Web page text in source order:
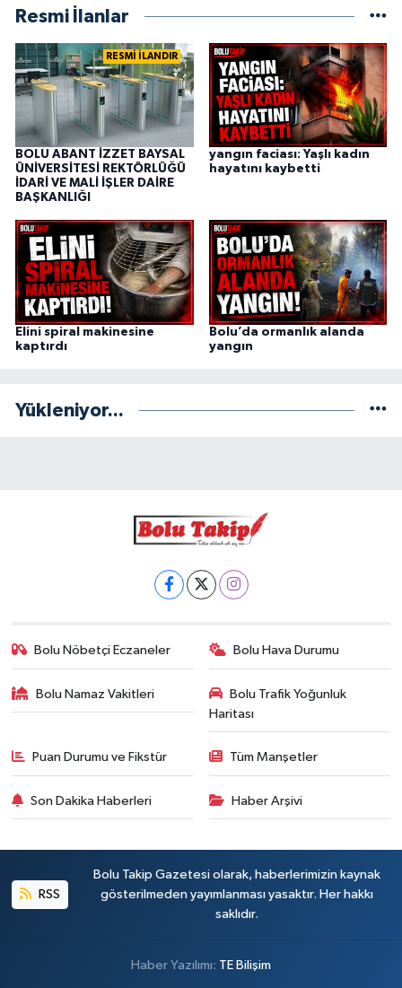
Resmi İlanlar
RESMİ İLANDIR
BOLU ABANT İZZET BAYSAL
ÜNİVERSİTESİ REKTÖRLÜĞÜ
İDARİ VE MALİ İŞLER DAİRE
BAŞKANLIĞI
yangın faciası: Yaşlı kadın
hayatını kaybetti
Elini spiral makinesine
kaptırdı
Bolu’da ormanlık alanda
yangın
Yükleniyor...
Bolu Nöbetçi Eczaneler Bolu Hava Durumu
Bolu Namaz Vakitleri
Bolu Trafik Yoğunluk
Haritası
Puan Durumu ve Fikstür Tüm Manşetler
Son Dakika Haberleri Haber Arşivi
RSS
Bolu Takip Gazetesi olarak, haberlerimizin kaynak
gösterilmeden yayımlanması yasaktır. Her hakkı
saklıdır.
Haber Yazılımı: TE Bilişim